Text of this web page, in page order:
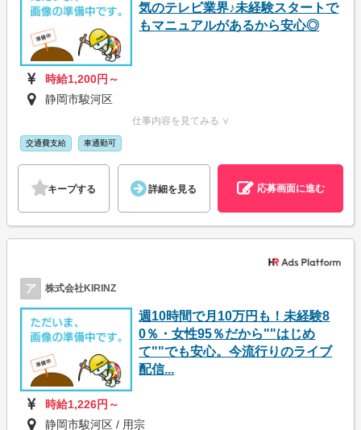
気のテレビ業界♪未経験スタートで
もマニュアルがあるから安心◎
時給1,200円～
静岡市駿河区
仕事内容を見てみる ∨
交通費支給 車通勤可
キープする 詳細を見る 応募画面に進む
ア 株式会社KIRINZ
週10時間で月10万円も！未経験8
0％・女性95％だから""はじめ
て""でも安心。今流行りのライブ
配信...
時給1,226円～
静岡市駿河区 / 用宗